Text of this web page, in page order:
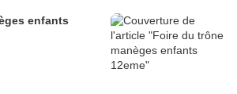
enfants